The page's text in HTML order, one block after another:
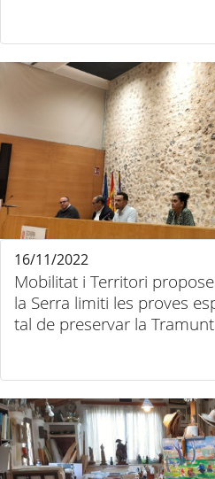
Mobilitat i Territori
la Serra limiti les proves
tal de preservar la
16/11/2022